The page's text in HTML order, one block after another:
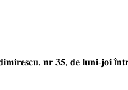
𝐧𝐫 𝟑𝟓, 𝐝𝐞 𝐥𝐮𝐧𝐢-